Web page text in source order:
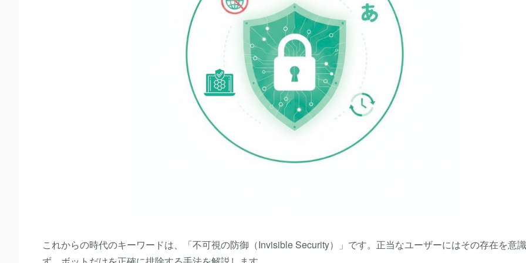
これからの時代のキーワードは、「不可視の防御（Invisible Security）」です。正当なユーザーにはその存在を意